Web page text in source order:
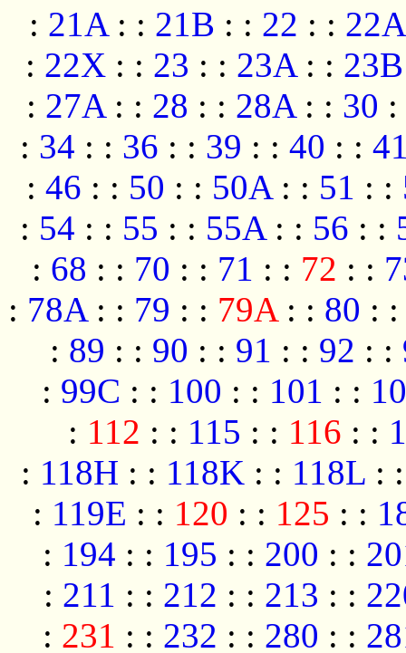
: 21A: : 21B : : 22 : : 22A
: 22X : : 23 : : 23A: : 23B
: 27A: : 28 : : 28A: : 30 :
: 34 : : 36 : : 39 : : 40 : :
: 46 : : 50 : : 50A: : 51 : :
: 54 : : 55 : : 55A: : 56 : :
: 68 : : 70 : : 71 : : 72 : :
: 78A: : 79 : : 79A: : 80 :
: 89 : : 90 : : 91 : : 92 : :
: 99C : : 100 : : 101 : :
: 112 : : 115 : : 116 : :
: 118H : : 118K : : 118L :
: 119E : : 120 : : 125 : :
: 194 : : 195 : : 200 : :
: 211 : : 212 : : 213 : :
: 231 : : 232 : : 280 : :